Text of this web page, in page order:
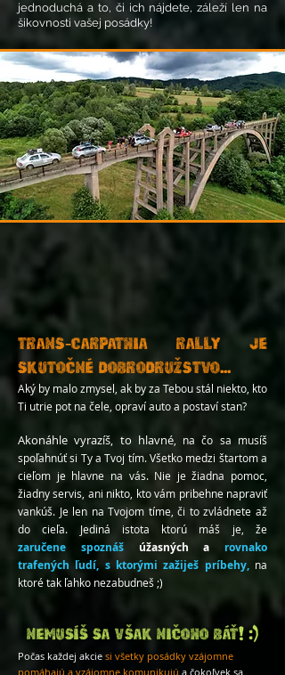
jednoduchá a to, či ich nájdete, záleží len na
šikovnosti vašej posádky!
Trans-Carpathia rally je
skutočné dobrodružstvo...
Aký by malo zmysel, ak by za Tebou stál niekto, kto
Ti utrie pot na čele, opraví auto a postaví stan?
Akonáhle vyrazíš, to hlavné, na čo sa musíš
spoľahnúť si Ty a Tvoj tím. Všetko medzi štartom a
cieľom je hlavne na vás. Nie je žiadna pomoc,
žiadny servis, ani nikto, kto vám pribehne napraviť
vankúš. Je len na Tvojom tíme, či to zvládnete až
do cieľa. Jediná istota ktorú máš je, že
zaručene spoznáš úžasných a rovnako
trafených ľudí, s ktorými zažiješ príbehy, na
ktoré tak ľahko nezabudneš ;)
Nemusíš sa však ničoho báť! :)
Počas každej akcie si všetky posádky vzájomne
pomáhajú a vzájomne komunikujú a čokoľvek sa